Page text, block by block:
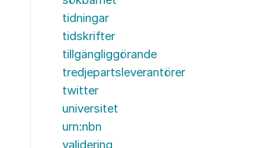
tidningar
tidskrifter
tillgängliggörande
tredjepartsleverantörer
twitter
universitet
urn:nbn
validering